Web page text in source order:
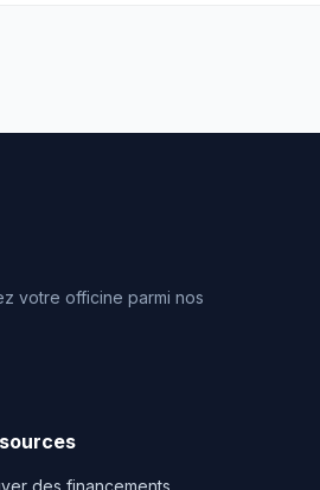
votre officine parmi nos
des financements